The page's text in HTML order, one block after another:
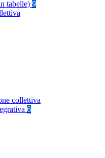
tabelle) 9
collettiva
6